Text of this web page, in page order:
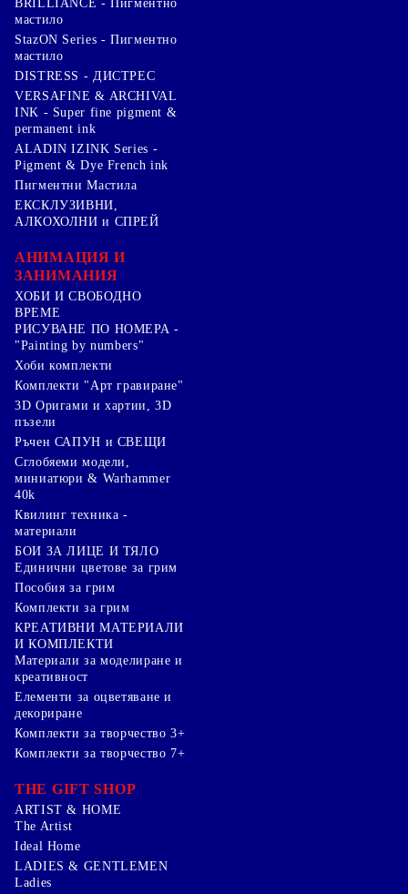
BRILLIANCE - Пигментно
мастило
StazON Series - Пигментно
мастило
DISTRESS - ДИСТРЕС
VERSAFINE & ARCHIVAL
INK - Super fine pigment &
permanent ink
ALADIN IZINK Series -
Pigment & Dye French ink
Пигментни Мастила
ЕКСКЛУЗИВНИ,
АЛКОХОЛНИ и СПРЕЙ
АНИМАЦИЯ И
ЗАНИМАНИЯ
ХОБИ И СВОБОДНО
ВРЕМЕ
РИСУВАНЕ ПО НОМЕРА -
"Painting by numbers"
Хоби комплекти
Комплекти "Арт гравиране"
3D Оригами и хартии, 3D
пъзели
Ръчен САПУН и СВЕЩИ
Сглобяеми модели,
миниатюри & Warhammer
40k
Квилинг техника -
материали
БОИ ЗА ЛИЦЕ И ТЯЛО
Единични цветове за грим
Пособия за грим
Комплекти за грим
КРЕАТИВНИ МАТЕРИАЛИ
И КОМПЛЕКТИ
Mатериали за моделиране и
креативност
Елементи за оцветяване и
декориране
Комплекти за творчество 3+
Комплекти за творчество 7+
THE GIFT SHOP
ARTIST & HOME
The Artist
Ideal Home
LADIES & GENTLEMEN
Ladies